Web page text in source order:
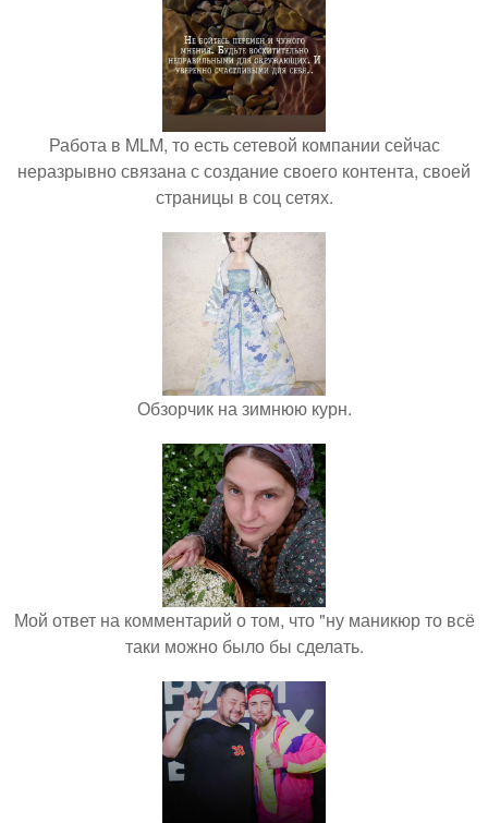
Работа в MLM, то есть сетевой компании сейчас
неразрывно связана с создание своего контента, своей
страницы в соц сетях.
Обзорчик на зимнюю курн.
Мой ответ на комментарий о том, что "ну маникюр то всё
таки можно было бы сделать.